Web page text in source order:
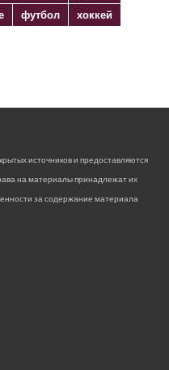
футбол хоккей
источников и предоставляются
на материалы принадлежат их
за содержание материала